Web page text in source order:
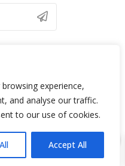
experience,
and analyse our traffic.
to our use of cookies.
Accept All
2022